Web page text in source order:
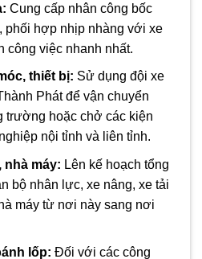
Cung cấp nhân công bốc
phối hợp nhịp nhàng với xe
công việc nhanh nhất.
thiết bị: Sử dụng đội xe
Phát để vận chuyển
trường hoặc chở các kiện
nội tỉnh và liên tỉnh.
nhà máy: Lên kế hoạch tổng
bộ nhân lực, xe nâng, xe tải
máy từ nơi này sang nơi
lốp: Đối với các công